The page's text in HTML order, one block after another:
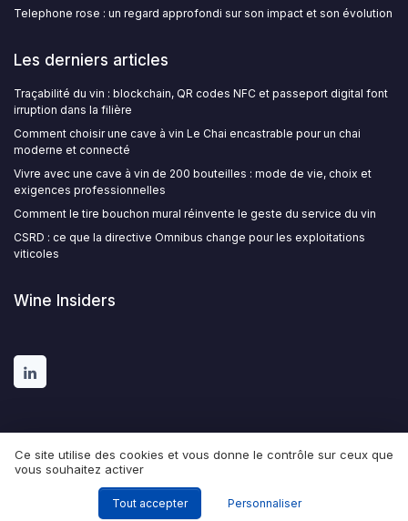
Telephone rose : un regard approfondi sur son impact et son évolution
Les derniers articles
Traçabilité du vin : blockchain, QR codes NFC et passeport digital font
irruption dans la filière
Comment choisir une cave à vin Le Chai encastrable pour un chai
moderne et connecté
Vivre avec une cave à vin de 200 bouteilles : mode de vie, choix et
exigences professionnelles
Comment le tire bouchon mural réinvente le geste du service du vin
CSRD : ce que la directive Omnibus change pour les exploitations
viticoles
Wine Insiders
Mentions légales
© Wine Insiders 2026
Ce site utilise des cookies et vous donne le contrôle sur ceux que
vous souhaitez activer
Tout accepter Personnaliser